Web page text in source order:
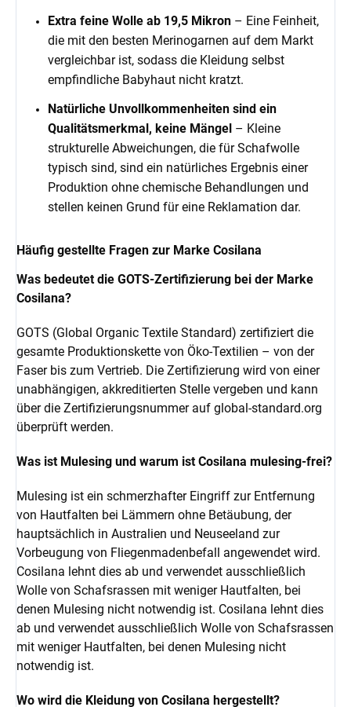
Extra feine Wolle ab 19,5 Mikron – Eine Feinheit,
die mit den besten Merinogarnen auf dem Markt
vergleichbar ist, sodass die Kleidung selbst
empfindliche Babyhaut nicht kratzt.
Natürliche Unvollkommenheiten sind ein
Qualitätsmerkmal, keine Mängel – Kleine
strukturelle Abweichungen, die für Schafwolle
typisch sind, sind ein natürliches Ergebnis einer
Produktion ohne chemische Behandlungen und
stellen keinen Grund für eine Reklamation dar.
Häufig gestellte Fragen zur Marke Cosilana
Was bedeutet die GOTS-Zertifizierung bei der Marke
Cosilana?
GOTS (Global Organic Textile Standard) zertifiziert die
gesamte Produktionskette von Öko-Textilien – von der
Faser bis zum Vertrieb. Die Zertifizierung wird von einer
unabhängigen, akkreditierten Stelle vergeben und kann
über die Zertifizierungsnummer auf global-standard.org
überprüft werden.
Was ist Mulesing und warum ist Cosilana mulesing-frei?
Mulesing ist ein schmerzhafter Eingriff zur Entfernung
von Hautfalten bei Lämmern ohne Betäubung, der
hauptsächlich in Australien und Neuseeland zur
Vorbeugung von Fliegenmadenbefall angewendet wird.
Cosilana lehnt dies ab und verwendet ausschließlich
Wolle von Schafsrassen mit weniger Hautfalten, bei
denen Mulesing nicht notwendig ist. Cosilana lehnt dies
ab und verwendet ausschließlich Wolle von Schafsrassen
mit weniger Hautfalten, bei denen Mulesing nicht
notwendig ist.
Wo wird die Kleidung von Cosilana hergestellt?